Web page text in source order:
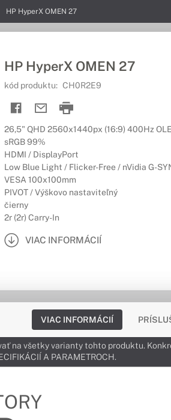
HP HyperX OMEN 27
HP HyperX OMEN 27
kód produktu: CH0R2E9
26,5" QHD 2560x1440px (16:9) 400Hz
sRGB 99%
HDMI / DisplayPort
Low Blue Light / Flicker-Free / nVidia G-
VESA 100x100mm
PIVOT / Výškovo nastaviteľný
čierny
2r (2r) Carry-In
VIAC INFORMÁCIÍ
VIAC INFORMÁCIÍ
na všetky varianty tohto produktu.
A PARAMETROCH.